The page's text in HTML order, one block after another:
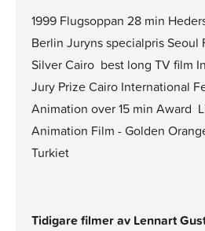
1999 Flugsoppan 28 min
Berlin Juryns specialpris Seoul
Silver Cairo  best long TV film
Jury Prize Cairo International
Animation over 15 min Award 
Animation Film - Golden
Turkiet
Tidigare filmer av Lennart